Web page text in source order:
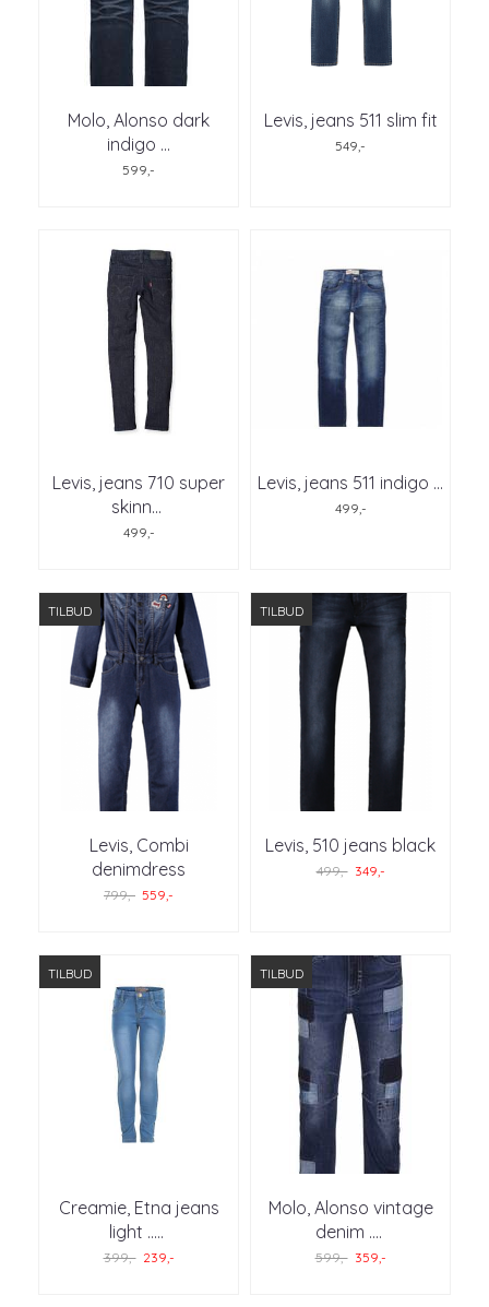
Molo, Alonso dark
indigo ...
599,-
Levis, jeans 511 slim fit
549,-
Levis, jeans 710 super
skinn...
499,-
Levis, jeans 511 indigo ...
499,-
TILBUD
Levis, Combi
denimdress
799,- 559,-
TILBUD
Levis, 510 jeans black
499,- 349,-
TILBUD
Creamie, Etna jeans
light .....
399,- 239,-
TILBUD
Molo, Alonso vintage
denim ....
599,- 359,-